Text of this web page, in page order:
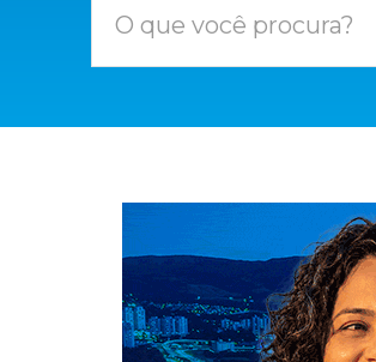
O que você procura?